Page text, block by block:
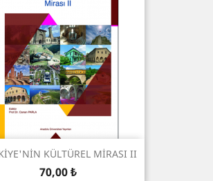
KÜLTÜREL MİRASI II
Prix
70,00 ₺